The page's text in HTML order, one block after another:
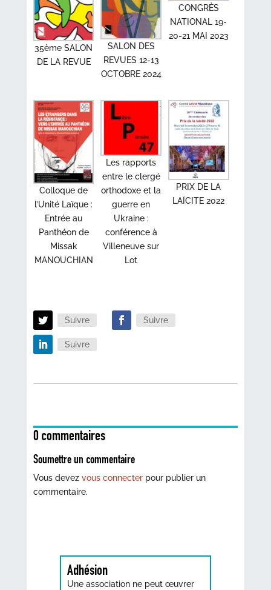
35ème SALON
DE LA REVUE
SALON DES
REVUES 12-13
OCTOBRE 2024
CONGRÈS
NATIONAL 19-
20-21 MAI 2023
Colloque de
l’Unité Laïque :
Entrée au
Panthéon de
Missak
MANOUCHIAN
Les rapports
entre le clergé
orthodoxe et la
guerre en
Ukraine :
conférence à
Villeneuve sur
Lot
PRIX DE LA
LAÏCITE 2022
Suivre Suivre
Suivre
0 commentaires
Soumettre un commentaire
Vous devez vous connecterpour publier un
commentaire.
Adhésion
Une association ne peut œuvrer